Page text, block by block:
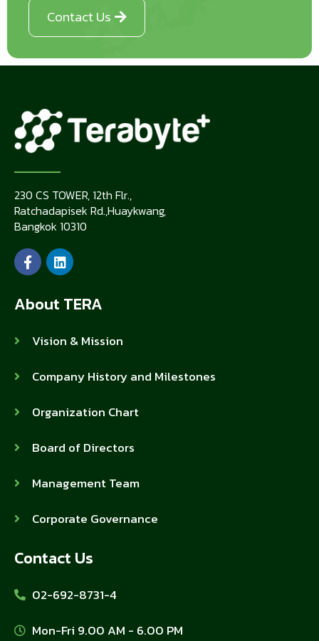
Contact Us
230 CS TOWER, 12th Flr.,
Ratchadapisek Rd.,Huaykwang,
Bangkok 10310
About TERA
Vision & Mission
Company History and Milestones
Organization Chart
Board of Directors
Management Team
Corporate Governance
Contact Us
02-692-8731-4
Mon-Fri 9.00 AM - 6.00 PM